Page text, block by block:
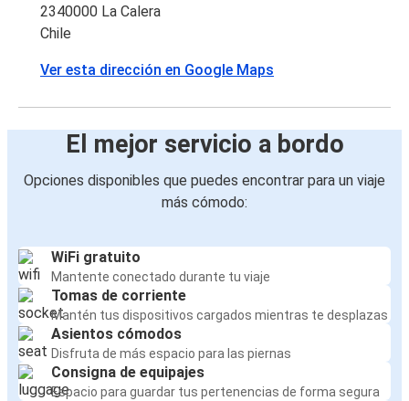
2340000 La Calera
Chile
Ver esta dirección en Google Maps
El mejor servicio a bordo
Opciones disponibles que puedes encontrar para un viaje
más cómodo:
WiFi gratuito
Mantente conectado durante tu viaje
Tomas de corriente
Mantén tus dispositivos cargados mientras te desplazas
Asientos cómodos
Disfruta de más espacio para las piernas
Consigna de equipajes
Espacio para guardar tus pertenencias de forma segura